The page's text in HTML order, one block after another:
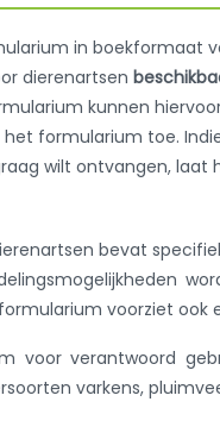
in boekformaat
dierenartsen
kunnen
het formularium toe.
wilt ontvangen, laat
bevat
voorziet ook
voor verantwoord
varkens,